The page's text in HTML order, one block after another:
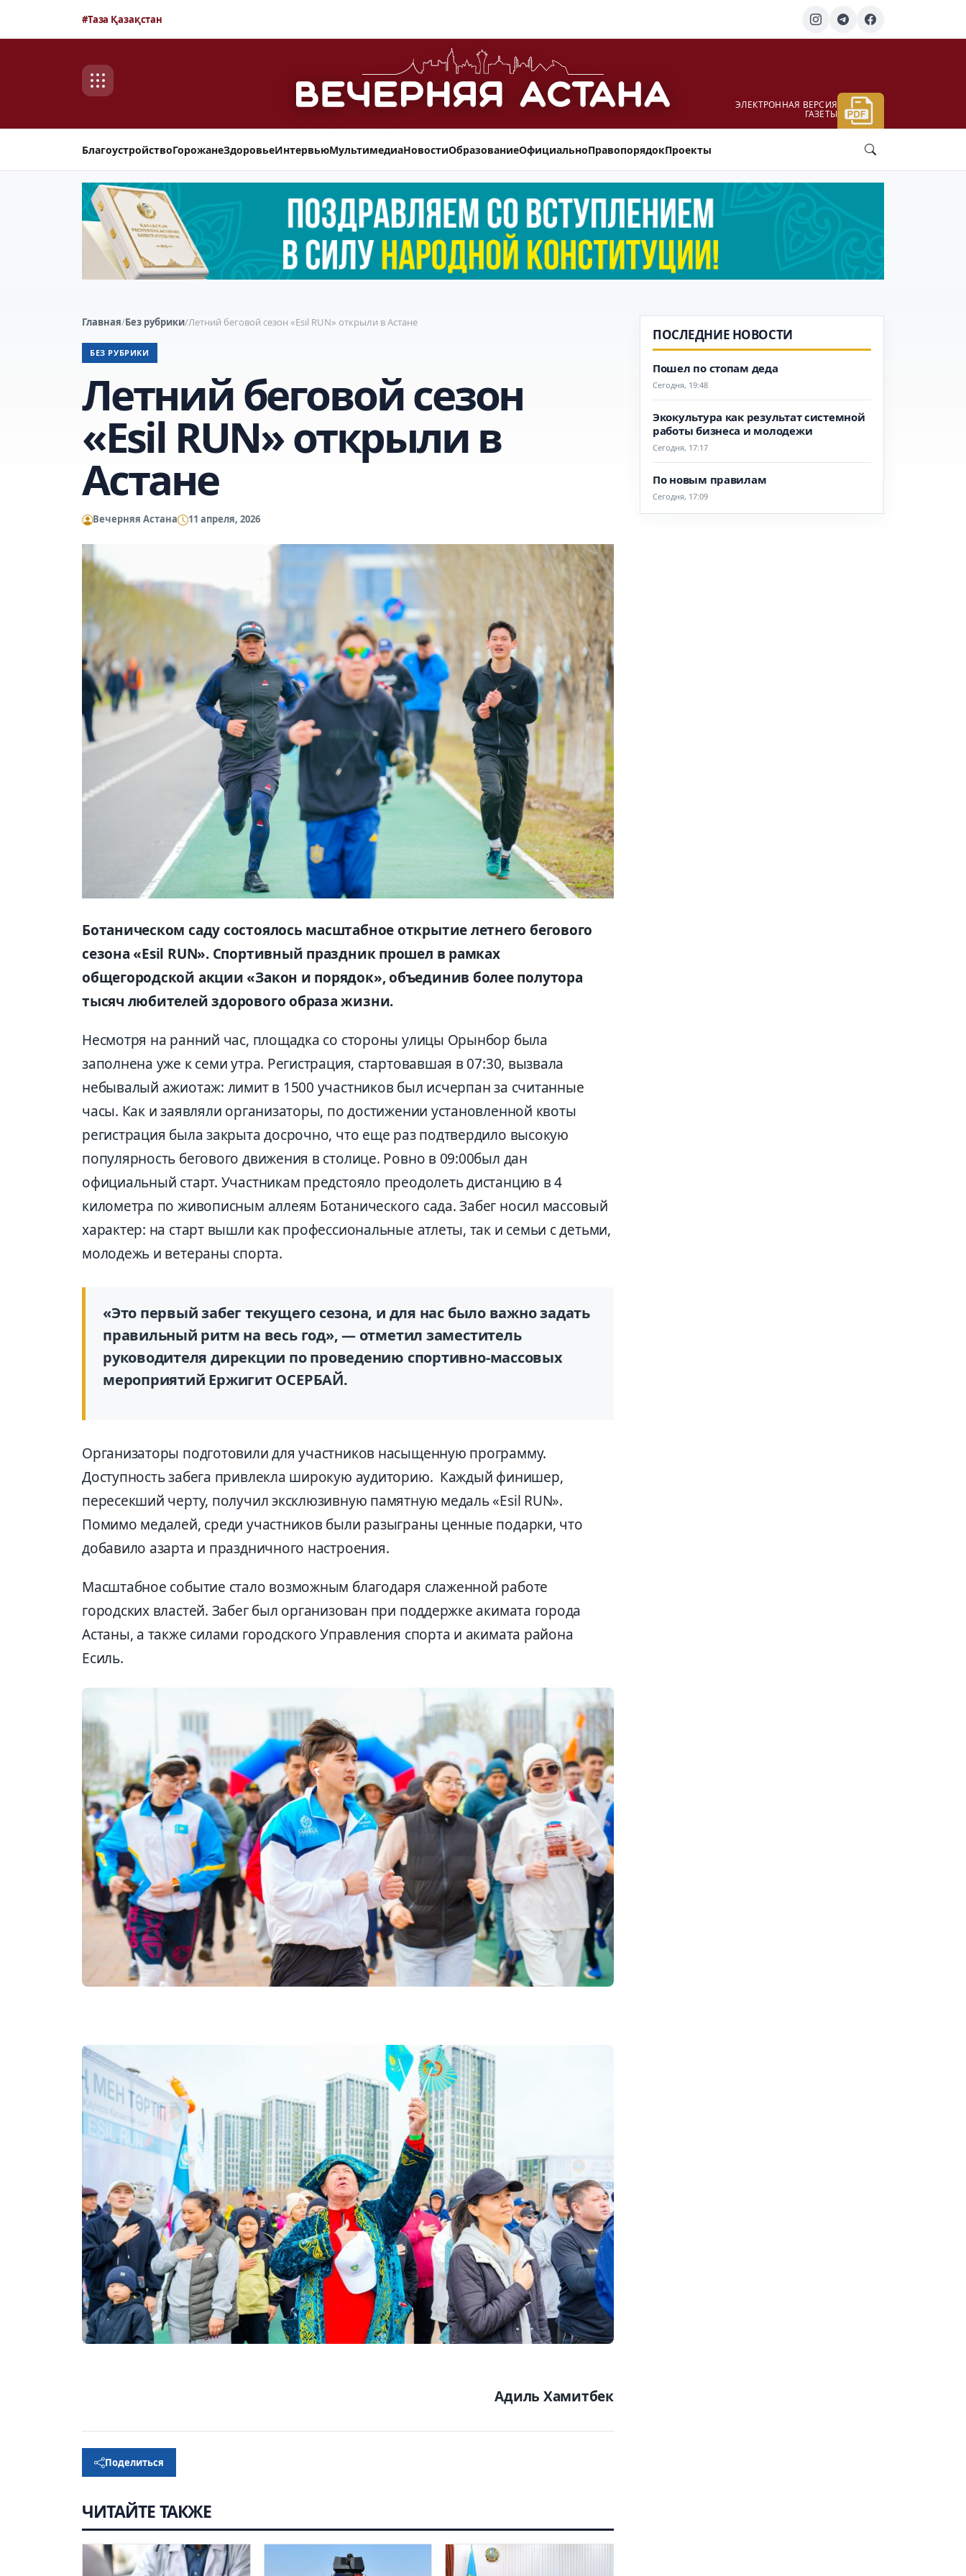
#Таза Қазақстан
ЭЛЕКТРОННАЯ ВЕРСИЯ
ГАЗЕТЫ
БлагоустройствоГорожанеЗдоровьеИнтервьюМультимедиаНовостиОбразованиеОфициальноПравопорядокПроекты
Главная/Без рубрики/Летний беговой сезон «Esil RUN» открыли в Астане
БЕЗ РУБРИКИ
Летний беговой сезон
«Esil RUN» открыли в
Астане
Вечерняя Астана 11 апреля, 2026
Ботаническом саду состоялось масштабное открытие летнего бегового
сезона «Esil RUN». Спортивный праздник прошел в рамках
общегородской акции «Закон и порядок», объединив более полутора
тысяч любителей здорового образа жизни.
Несмотря на ранний час, площадка со стороны улицы Орынбор была
заполнена уже к семи утра. Регистрация, стартовавшая в 07:30, вызвала
небывалый ажиотаж: лимит в 1500 участников был исчерпан за считанные
часы. Как и заявляли организаторы, по достижении установленной квоты
регистрация была закрыта досрочно, что еще раз подтвердило высокую
популярность бегового движения в столице. Ровно в 09:00был дан
официальный старт. Участникам предстояло преодолеть дистанцию в 4
километра по живописным аллеям Ботанического сада. Забег носил массовый
характер: на старт вышли как профессиональные атлеты, так и семьи с детьми,
молодежь и ветераны спорта.
«Это первый забег текущего сезона, и для нас было важно задать
правильный ритм на весь год», — отметил заместитель
руководителя дирекции по проведению спортивно-массовых
мероприятий Ержигит ОСЕРБАЙ.
Организаторы подготовили для участников насыщенную программу.
Доступность забега привлекла широкую аудиторию. Каждый финишер,
пересекший черту, получил эксклюзивную памятную медаль «Esil RUN».
Помимо медалей, среди участников были разыграны ценные подарки, что
добавило азарта и праздничного настроения.
Масштабное событие стало возможным благодаря слаженной работе
городских властей. Забег был организован при поддержке акимата города
Астаны, а также силами городского Управления спорта и акимата района
Есиль.
Адиль Хамитбек
Поделиться
ЧИТАЙТЕ ТАКЖЕ
ПОСЛЕДНИЕ НОВОСТИ
Пошел по стопам деда
Сегодня, 19:48
Экокультура как результат системной
работы бизнеса и молодежи
Сегодня, 17:17
По новым правилам
Сегодня, 17:09